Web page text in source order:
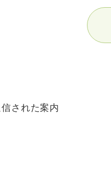
された案内